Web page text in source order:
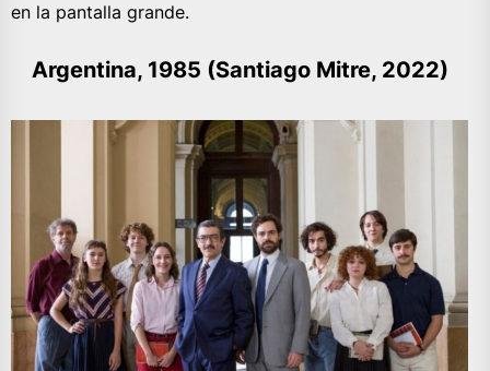
en la pantalla grande.
Argentina, 1985 (Santiago Mitre, 2022)